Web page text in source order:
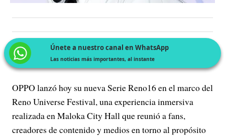
Únete a nuestro canal en WhatsApp
Las noticias más importantes, al instante
OPPO lanzó hoy su nueva Serie Reno16 en el marco del
Reno Universe Festival, una experiencia inmersiva
realizada en Maloka City Hall que reunió a fans,
creadores de contenido y medios en torno al propósito